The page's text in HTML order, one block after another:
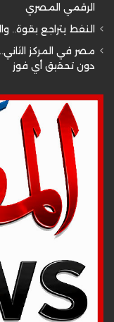
الرقمي المصري
النفط يتراجع بقوة..
مصر في المركز
دون تحقيق أي فوز